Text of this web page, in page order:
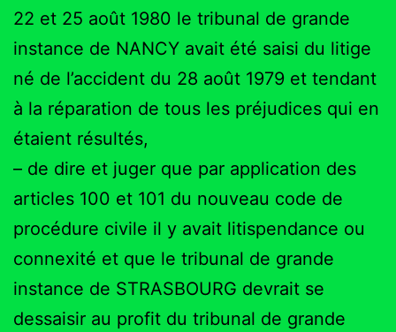
22 et 25 août 1980 le tribunal de grande
instance de NANCY avait été saisi du litige
né de l’accident du 28 août 1979 et tendant
à la réparation de tous les préjudices qui en
étaient résultés,
– de dire et juger que par application des
articles 100 et 101 du nouveau code de
procédure civile il y avait litispendance ou
connexité et que le tribunal de grande
instance de STRASBOURG devrait se
dessaisir au profit du tribunal de grande